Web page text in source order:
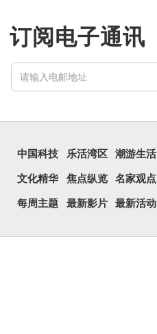
镜头有专业的计算摄影功
能，便用上「瞐」这个字，
表达iPhone12有由8位提
能，能自动进...
订阅电子通讯
中国科技 乐活湾区 潮游生活
文化精华 焦点纵览 名家观点
每周主题 最新影片 最新活动